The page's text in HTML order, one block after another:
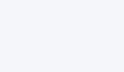
先着20件までプレゼン
同じ商品を単品とセッ